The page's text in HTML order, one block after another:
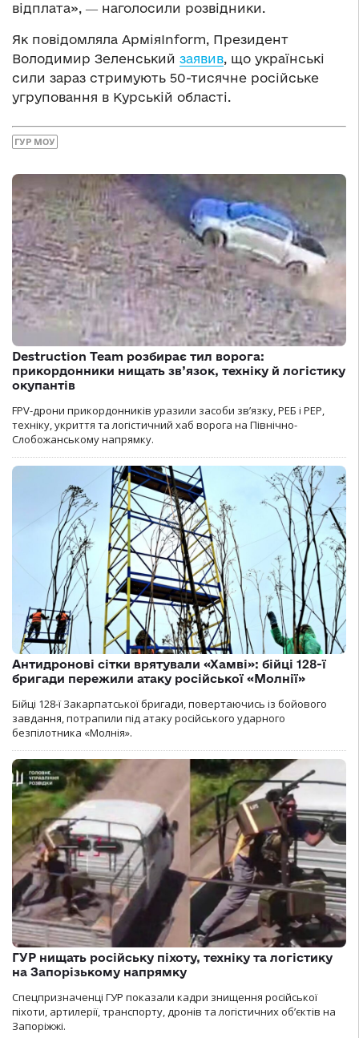
відплата», ― наголосили розвідники.
Як повідомляла АрміяInform, Президент
Володимир Зеленський заявив, що українські
сили зараз стримують 50-тисячне російське
угруповання в Курській області.
ГУР МОУ
Destruction Team розбирає тил ворога:
прикордонники нищать зв’язок, техніку й логістику
окупантів
FPV-дрони прикордонників уразили засоби зв’язку, РЕБ і РЕР,
техніку, укриття та логістичний хаб ворога на Північно-
Слобожанському напрямку.
Антидронові сітки врятували «Хамві»: бійці 128-ї
бригади пережили атаку російської «Молнії»
Бійці 128-ї Закарпатської бригади, повертаючись із бойового
завдання, потрапили під атаку російського ударного
безпілотника «Молнія».
ГУР нищать російську піхоту, техніку та логістику
на Запорізькому напрямку
Спецпризначенці ГУР показали кадри знищення російської
піхоти, артилерії, транспорту, дронів та логістичних об’єктів на
Запоріжжі.